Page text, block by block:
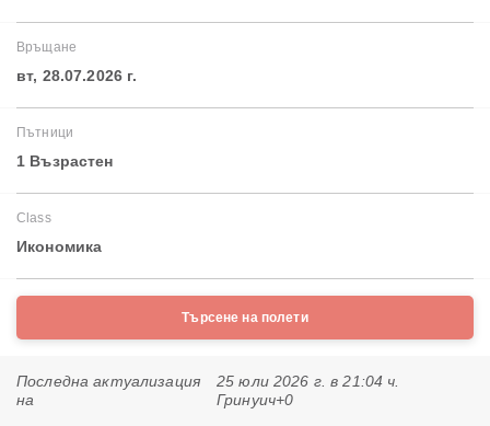
Връщане
вт, 28.07.2026 г.
Пътници
1 Възрастен
Class
Икономика
Търсене на полети
Последна актуализация
на
25 юли 2026 г. в 21:04 ч.
Гринуич+0